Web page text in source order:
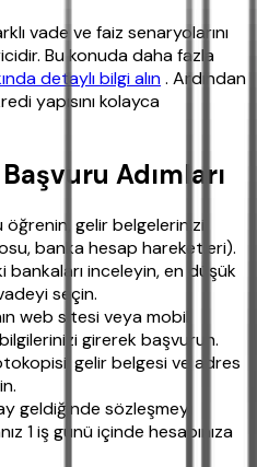
vade ve faiz senaryolarını
Bu konuda daha fazla
detaylı bilgi alın. Ardından
yapısını kolayca
Adımları
öğrenin, gelir belgelerinizi
banka hesap hareketleri).
bankaları inceleyin, en düşük
seçin.
web sitesi veya mobil
girerek başvurun.
gelir belgesi ve adres
geldiğinde sözleşmeyi
1 iş günü içinde hesabınıza